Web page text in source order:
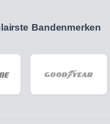
Bandenmerken